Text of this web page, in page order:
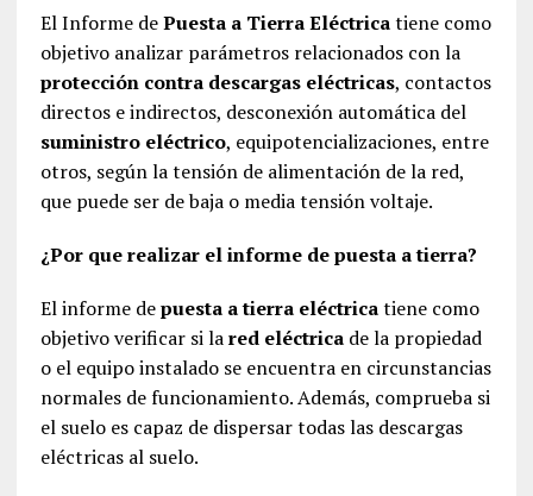
El Informe dePuesta a Tierra Eléctricatiene como
objetivo analizar parámetros relacionados con la
protección contra descargas eléctricas, contactos
directos e indirectos, desconexión automática del
suministro eléctrico, equipotencializaciones, entre
otros, según la tensión de alimentación de la red,
que puede ser de baja o media tensión voltaje.
¿Por que realizar el informe de puesta a tierra?
El informe depuesta a tierra eléctricatiene como
objetivo verificar si lared eléctricade la propiedad
o el equipo instalado se encuentra en circunstancias
normales de funcionamiento. Además, comprueba si
el suelo es capaz de dispersar todas las descargas
eléctricas al suelo.